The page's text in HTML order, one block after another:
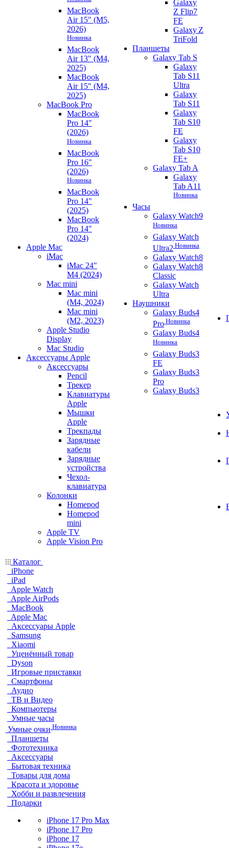
MacBook
Air 15" (M5,
2026)
Новинка
MacBook
Air 13" (M4,
2025)
MacBook
Air 15" (M4,
2025)
MacBook Pro
MacBook
Pro 14"
(2026)
Новинка
MacBook
Pro 16"
(2026)
Новинка
MacBook
Pro 14"
(2025)
MacBook
Pro 14"
(2024)
Apple Mac
iMac
iMac 24"
M4 (2024)
Mac mini
Mac mini
(M4, 2024)
Mac mini
(M2, 2023)
Apple Studio
Display
Mac Studio
Аксессуары Apple
Аксессуары
Pencil
Трекер
Клавиатуры
Apple
Мышки
Apple
Трекпады
Зарядные
кабели
Зарядные
устройства
Чехол-
клавиатура
Колонки
Homepod
Homepod
mini
Apple TV
Apple Vision Pro
Galaxy
Z Flip7
FE
Galaxy Z
TriFold
Планшеты
Galaxy Tab S
Galaxy
Tab S11
Ultra
Galaxy
Tab S11
Galaxy
Tab S10
FE
Galaxy
Tab S10
FE+
Galaxy Tab A
Galaxy
Tab A11
Новинка
Часы
Galaxy Watch9
Новинка
Galaxy Watch
Ultra2 Новинка
Galaxy Watch8
Galaxy Watch8
Classic
Galaxy Watch
Ultra
Наушники
Galaxy Buds4
Pro Новинка
Galaxy Buds4
Новинка
Galaxy Buds3
FE
Galaxy Buds3
Pro
Galaxy Buds3
Каталог
iPhone
iPad
Apple Watch
Apple AirPods
MacBook
Apple Mac
Аксессуары Apple
Samsung
Xiaomi
Уценённый товар
Dyson
Игровые приставки
Смартфоны
Аудио
ТВ и Видео
Компьютеры
Умные часы
Умные очки Новинка
Планшеты
Фототехника
Аксессуары
Бытовая техника
Товары для дома
Красота и здоровье
Хобби и развлечения
Подарки
iPhone 17 Pro Max
iPhone 17 Pro
iPhone 17